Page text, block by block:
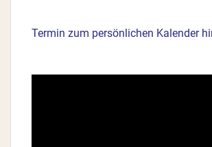
Termin zum persönlichen Kalender